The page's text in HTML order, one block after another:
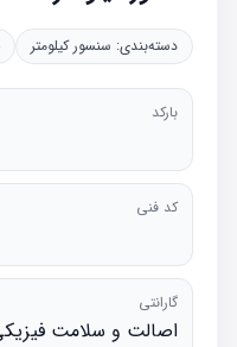
دسته‌بندی: سنسور کیلومتر
بارکد
کد فنی
گارانتی
اصالت و سلامت